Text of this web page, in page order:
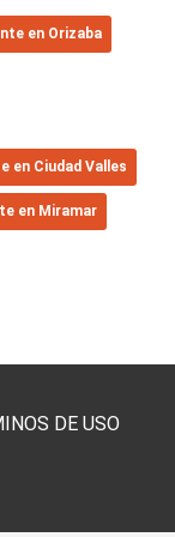
en Orizaba
en Ciudad Valles
en Miramar
DE USO